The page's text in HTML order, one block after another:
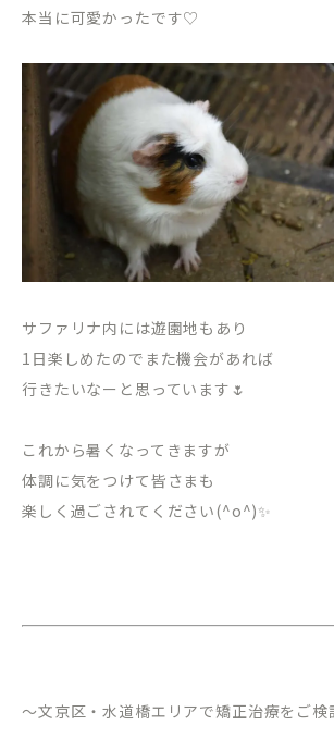
本当に可愛かったです♡
サファリナ内には遊園地もあり
1日楽しめたのでまた機会があれば
行きたいなーと思っています🌷
これから暑くなってきますが
体調に気をつけて皆さまも
楽しく過ごされてください(^o^)✨
～文京区・水道橋エリアで矯正治療をご検